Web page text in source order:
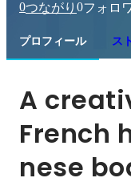
0つながり 0フォロ
プロフィール ス
A
French
nese